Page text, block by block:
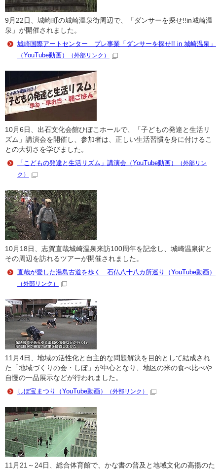
9月22日、城崎町の城崎温泉街周辺で、「ダンサーを探せ!!in城崎温
泉」が開催されました。
城崎国際アートセンター プレ事業「ダンサーを探せ!! in 城崎温泉」
（YouTube動画）
（外部リンク）
10月6日、出石文化会館ひぼこホールで、「子どもの発達と生活リ
ズム」講演会を開催し、参加者は、正しい生活習慣を身に付けるこ
との大切さを学びました。
「こどもの発達と生活リズム」講演会（YouTube動画）
（外部リン
ク）
10月18日、志賀直哉城崎温泉来訪100周年を記念し、城崎温泉街と
その周辺を訪れるツアーが開催されました。
直哉が愛した湯島古道を歩く 石仏八十八カ所巡り（YouTube動画）
（外部リンク）
11月4日、地域の活性化と自主的な問題解決を目的として結成され
た「地域づくりの会・しぼ」が中心となり、地区の米の食べ比べや
自慢の一品展示などが行われました。
しぼ宝まつり（YouTube動画）
（外部リンク）
11月21～24日、総合体育館で、かな書の普及と地域文化の高揚のた